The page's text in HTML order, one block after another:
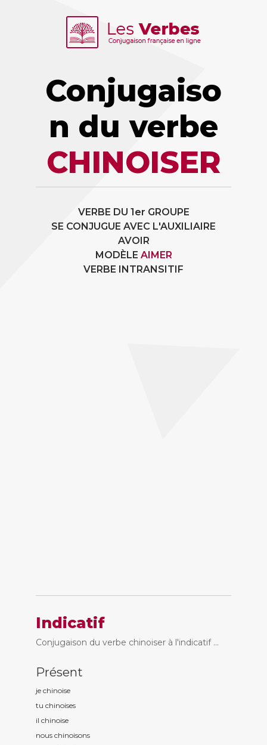
Conjugaiso
n du verbe
CHINOISER
VERBE DU 1er GROUPE
SE CONJUGUE AVEC L'AUXILIAIRE
AVOIR
MODÈLE AIMER
VERBE INTRANSITIF
Indicatif
Conjugaison du verbe chinoiser à l'indicatif ...
Présent
je chinoise
tu chinoises
il chinoise
nous chinoisons